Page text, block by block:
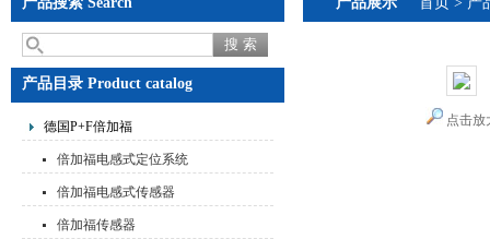
产品目录 Product catalog
德国P+F倍加福
倍加福电感式定位系统
倍加福电感式传感器
倍加福传感器
点击放